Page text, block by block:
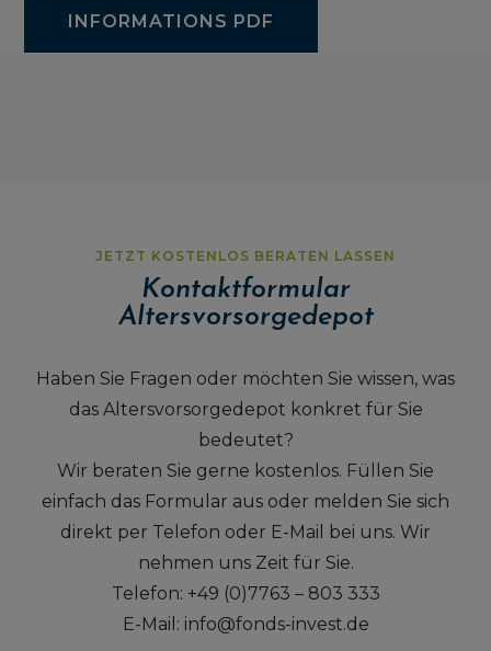
INFORMATIONS PDF
JETZT KOSTENLOS BERATEN LASSEN
Kontaktformular
Altersvorsorgedepot
Haben Sie Fragen oder möchten Sie wissen, was
das Altersvorsorgedepot konkret für Sie
bedeutet?
Wir beraten Sie gerne kostenlos. Füllen Sie
einfach das Formular aus oder melden Sie sich
direkt per Telefon oder E-Mail bei uns. Wir
nehmen uns Zeit für Sie.
Telefon: +49 (0)7763 – 803 333
E-Mail: info@fonds-invest.de